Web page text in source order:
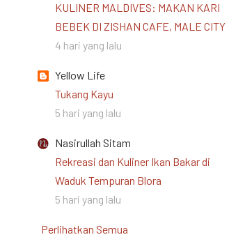
KULINER MALDIVES: MAKAN KARI
BEBEK DI ZISHAN CAFE, MALE CITY
4 hari yang lalu
Yellow Life
Tukang Kayu
5 hari yang lalu
Nasirullah Sitam
Rekreasi dan Kuliner Ikan Bakar di
Waduk Tempuran Blora
5 hari yang lalu
Perlihatkan Semua